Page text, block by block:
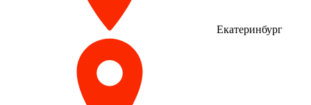
Екатеринбург